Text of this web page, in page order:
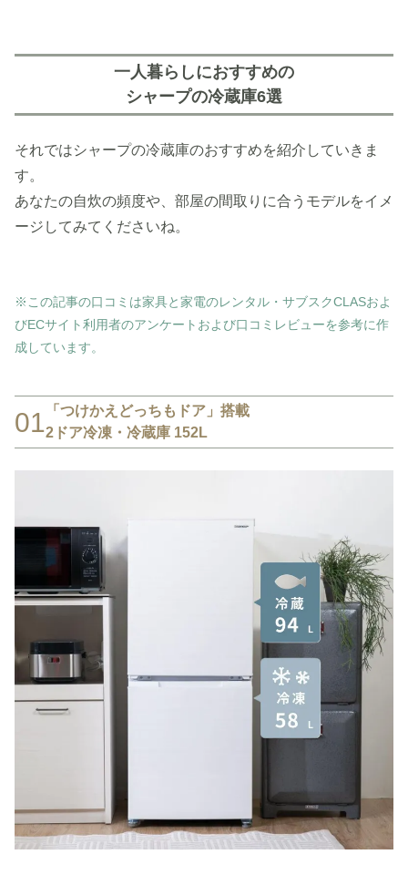
一人暮らしにおすすめの
シャープの冷蔵庫6選
それではシャープの冷蔵庫のおすすめを紹介していきま
す。
あなたの自炊の頻度や、部屋の間取りに合うモデルをイメ
ージしてみてくださいね。
※この記事の口コミは家具と家電のレンタル・サブスクCLASおよ
びECサイト利用者のアンケートおよび口コミレビューを参考に作
成しています。
01
「つけかえどっちもドア」搭載
2ドア冷凍・冷蔵庫 152L